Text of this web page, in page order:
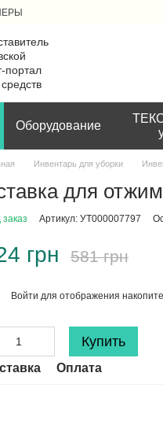
Оборудование
Инвентарь для уборки
для
Артикул: УТ000007797
грн 581 грн
Войти для отображения
Купить
Оплата